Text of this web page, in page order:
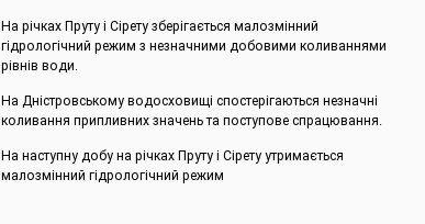
На річках Пруту і Сірету зберігається малозмінний
гідрологічний режим з незначними добовими коливаннями
рівнів води.
На Дністровському водосховищі спостерігаються незначні
коливання припливних значень та поступове спрацювання.
На наступну добу на річках Пруту і Сірету утримається
малозмінний гідрологічний режим